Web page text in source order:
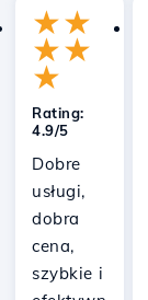
★★
★★
★
Rating:
4.9/5
Dobre
usługi,
dobra
cena,
szybkie i